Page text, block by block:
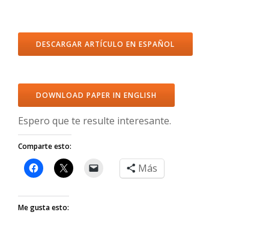
DESCARGAR ARTÍCULO EN ESPAÑOL
DOWNLOAD PAPER IN ENGLISH
Espero que te resulte interesante.
Comparte esto:
Más
Me gusta esto: